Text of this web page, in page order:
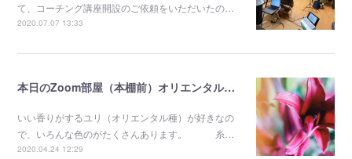
て、コーチング講座開設のご依頼をいただいたの…
2020.07.07 13:33
本日のZoom部屋（本棚前）オリエンタルユリ
いい香りがするユリ（オリエンタル種）が好きなの
で、いろんな色のがたくさんあります。 糸…
2020.04.24 12:29